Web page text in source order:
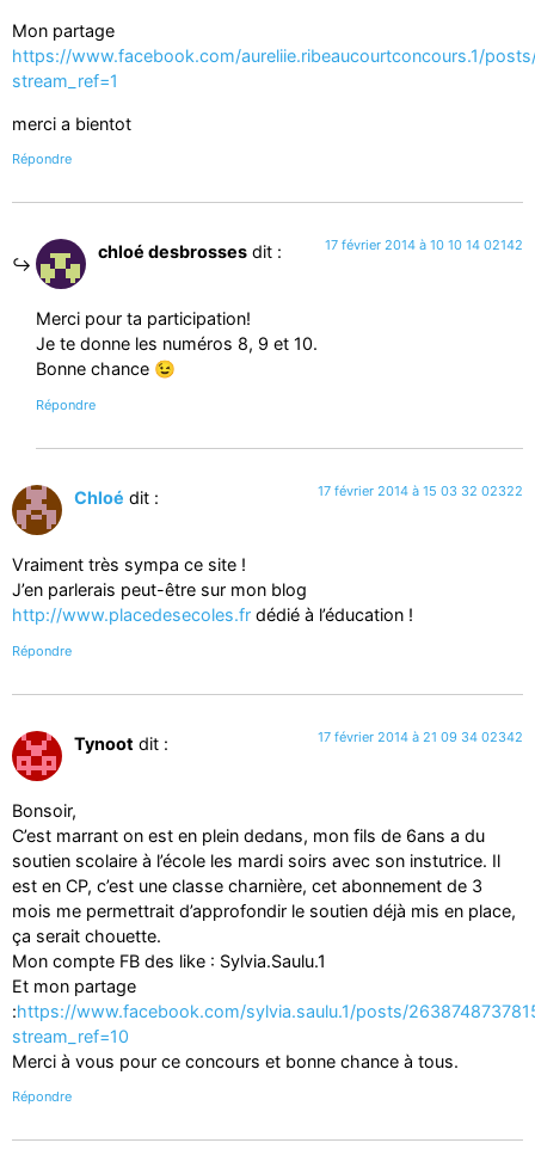
Mon partage
https://www.facebook.com/aureliie.ribeaucourtconcours.1/
stream_ref=1
merci a bientot
Répondre
chloé desbrosses dit : 17 février 2014 à 10 10 14 02142
Merci pour ta participation!
Je te donne les numéros 8, 9 et 10.
Bonne chance 😉
Répondre
Chloé dit : 17 février 2014 à 15 03 32 02322
Vraiment très sympa ce site !
J’en parlerais peut-être sur mon blog
http://www.placedesecoles.fr dédié à l’éducation !
Répondre
Tynoot dit : 17 février 2014 à 21 09 34 02342
Bonsoir,
C’est marrant on est en plein dedans, mon fils de 6ans a du
soutien scolaire à l’école les mardi soirs avec son instutrice. Il
est en CP, c’est une classe charnière, cet abonnement de 3
mois me permettrait d’approfondir le soutien déjà mis en place,
ça serait chouette.
Mon compte FB des like : Sylvia.Saulu.1
Et mon partage
:https://www.facebook.com/sylvia.saulu.1/posts/
stream_ref=10
Merci à vous pour ce concours et bonne chance à tous.
Répondre